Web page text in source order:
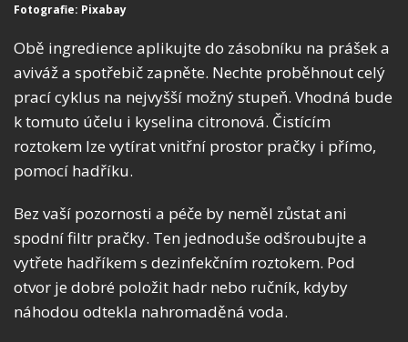
Fotografie: Pixabay
Obě ingredience aplikujte do zásobníku na prášek a
aviváž a spotřebič zapněte. Nechte proběhnout celý
prací cyklus na nejvyšší možný stupeň. Vhodná bude
k tomuto účelu i kyselina citronová. Čistícím
roztokem lze vytírat vnitřní prostor pračky i přímo,
pomocí hadříku.
Bez vaší pozornosti a péče by neměl zůstat ani
spodní filtr pračky. Ten jednoduše odšroubujte a
vytřete hadříkem s dezinfekčním roztokem. Pod
otvor je dobré položit hadr nebo ručník, kdyby
náhodou odtekla nahromaděná voda.